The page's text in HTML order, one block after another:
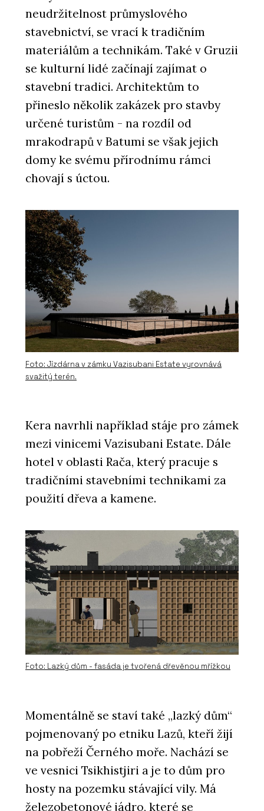
neudržitelnost průmyslového
stavebnictví, se vrací k tradičním
materiálům a technikám. Také v Gruzii
se kulturní lidé začínají zajímat o
stavební tradici. Architektům to
přineslo několik zakázek pro stavby
určené turistům - na rozdíl od
mrakodrapů v Batumi se však jejich
domy ke svému přírodnímu rámci
chovají s úctou.
Foto: Jízdárna v zámku Vazisubani Estate vyrovnává
svažitý terén.
Kera navrhli například stáje pro zámek
mezi vinicemi Vazisubani Estate. Dále
hotel v oblasti Rača, který pracuje s
tradičními stavebními technikami za
použití dřeva a kamene.
Foto: Lazký dům - fasáda je tvořená dřevěnou mřížkou
Momentálně se staví také „lazký dům“
pojmenovaný po etniku Lazů, kteří žijí
na pobřeží Černého moře. Nachází se
ve vesnici Tsikhistjiri a je to dům pro
hosty na pozemku stávající vily. Má
železobetonové jádro, které se